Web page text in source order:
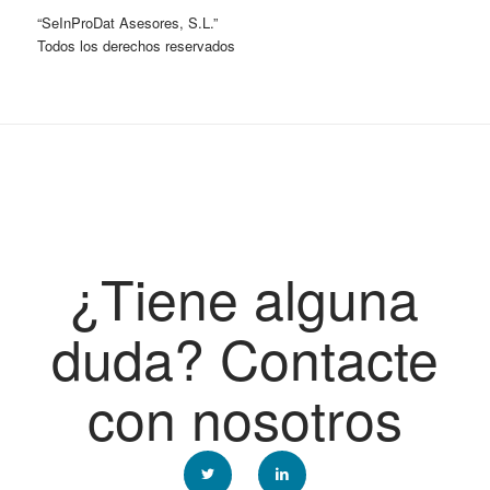
“SeInProDat Asesores, S.L.”
Todos los derechos reservados
¿Tiene alguna
duda? Contacte
con nosotros